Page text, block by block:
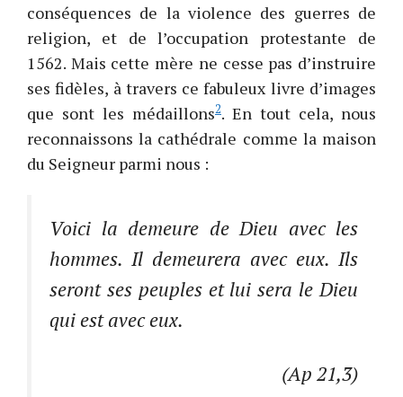
conséquences de la violence des guerres de
religion, et de l’occupation protestante de
1562. Mais cette mère ne cesse pas d’instruire
ses fidèles, à travers ce fabuleux livre d’images
que sont les médaillons2. En tout cela, nous
reconnaissons la cathédrale comme la maison
du Seigneur parmi nous :
Voici la demeure de Dieu avec les
hommes. Il demeurera avec eux. Ils
seront ses peuples et lui sera le Dieu
qui est avec eux.
(Ap 21,3)